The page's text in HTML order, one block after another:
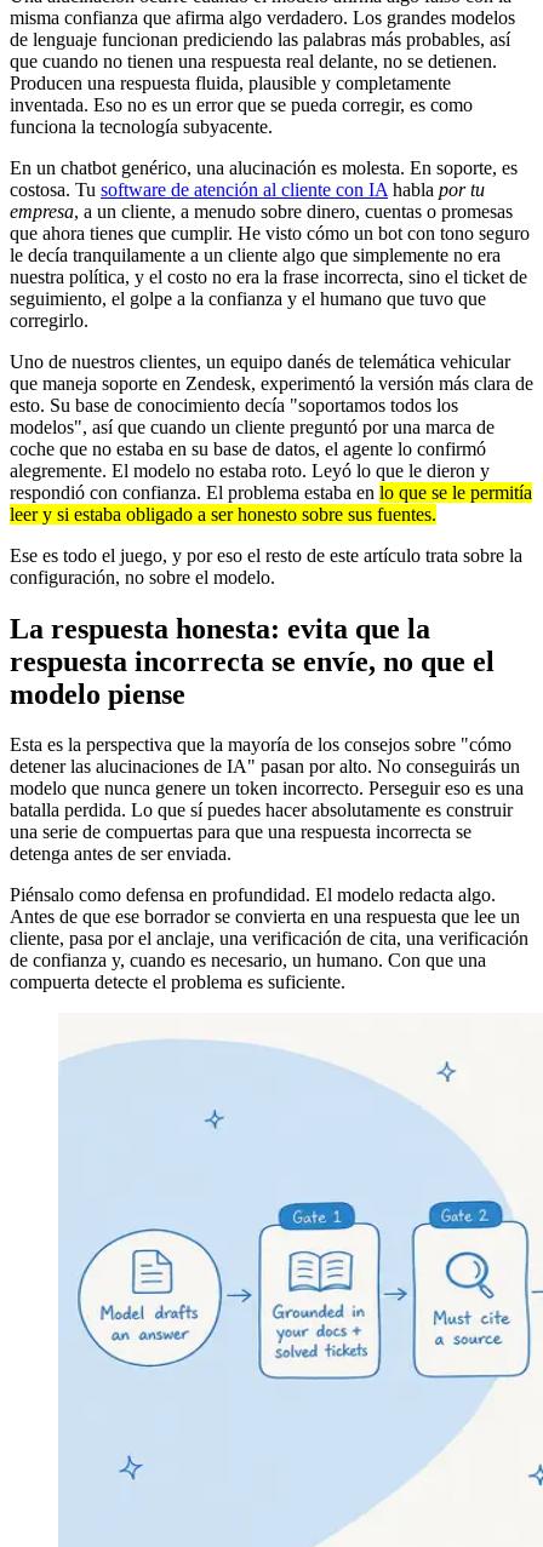
misma confianza que afirma algo verdadero. Los grandes modelos
de lenguaje funcionan prediciendo las palabras más probables, así
que cuando no tienen una respuesta real delante, no se detienen.
Producen una respuesta fluida, plausible y completamente
inventada. Eso no es un error que se pueda corregir, es como
funciona la tecnología subyacente.
En un chatbot genérico, una alucinación es molesta. En soporte, es
costosa. Tu software de atención al cliente con IA habla por tu
empresa, a un cliente, a menudo sobre dinero, cuentas o promesas
que ahora tienes que cumplir. He visto cómo un bot con tono seguro
le decía tranquilamente a un cliente algo que simplemente no era
nuestra política, y el costo no era la frase incorrecta, sino el ticket de
seguimiento, el golpe a la confianza y el humano que tuvo que
corregirlo.
Uno de nuestros clientes, un equipo danés de telemática vehicular
que maneja soporte en Zendesk, experimentó la versión más clara de
esto. Su base de conocimiento decía "soportamos todos los
modelos", así que cuando un cliente preguntó por una marca de
coche que no estaba en su base de datos, el agente lo confirmó
alegremente. El modelo no estaba roto. Leyó lo que le dieron y
respondió con confianza. El problema estaba en lo que se le permitía
leer y si estaba obligado a ser honesto sobre sus fuentes.
Ese es todo el juego, y por eso el resto de este artículo trata sobre la
configuración, no sobre el modelo.
La respuesta honesta: evita que la
respuesta incorrecta se envíe, no que el
modelo piense
Esta es la perspectiva que la mayoría de los consejos sobre "cómo
detener las alucinaciones de IA" pasan por alto. No conseguirás un
modelo que nunca genere un token incorrecto. Perseguir eso es una
batalla perdida. Lo que sí puedes hacer absolutamente es construir
una serie de compuertas para que una respuesta incorrecta se
detenga antes de ser enviada.
Piénsalo como defensa en profundidad. El modelo redacta algo.
Antes de que ese borrador se convierta en una respuesta que lee un
cliente, pasa por el anclaje, una verificación de cita, una verificación
de confianza y, cuando es necesario, un humano. Con que una
compuerta detecte el problema es suficiente.